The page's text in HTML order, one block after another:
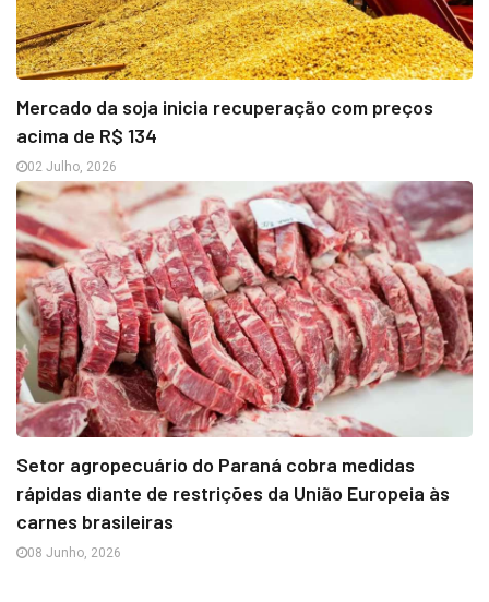
Mercado da soja inicia recuperação com preços
acima de R$ 134
02 Julho, 2026
Setor agropecuário do Paraná cobra medidas
rápidas diante de restrições da União Europeia às
carnes brasileiras
08 Junho, 2026